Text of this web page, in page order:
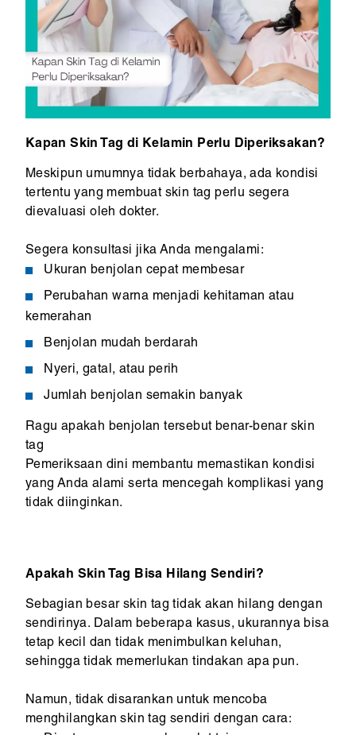
Kapan Skin Tag di Kelamin Perlu Diperiksakan?
Meskipun umumnya tidak berbahaya, ada kondisi
tertentu yang membuat skin tag perlu segera
dievaluasi oleh dokter.
Segera konsultasi jika Anda mengalami:
Ukuran benjolan cepat membesar
Perubahan warna menjadi kehitaman atau
kemerahan
Benjolan mudah berdarah
Nyeri, gatal, atau perih
Jumlah benjolan semakin banyak
Ragu apakah benjolan tersebut benar-benar skin
tag
Pemeriksaan dini membantu memastikan kondisi
yang Anda alami serta mencegah komplikasi yang
tidak diinginkan.
Apakah Skin Tag Bisa Hilang Sendiri?
Sebagian besar skin tag tidak akan hilang dengan
sendirinya. Dalam beberapa kasus, ukurannya bisa
tetap kecil dan tidak menimbulkan keluhan,
sehingga tidak memerlukan tindakan apa pun.
Namun, tidak disarankan untuk mencoba
menghilangkan skin tag sendiri dengan cara: